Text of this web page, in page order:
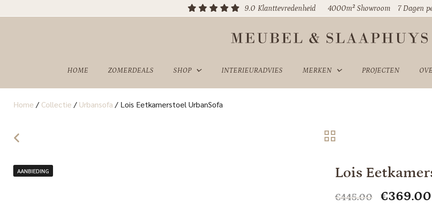
9.0 Klanttevredenheid 4000m² Showroom 7 Dagen
HOME ZOMERDEALS SHOP INTERIEURADVIES MERKEN PROJECTEN
SHOWROOM
Home / Collectie / Urbansofa / Lois Eetkamerstoel UrbanSofa
AANBIEDING Lois
€445.00 €369.00